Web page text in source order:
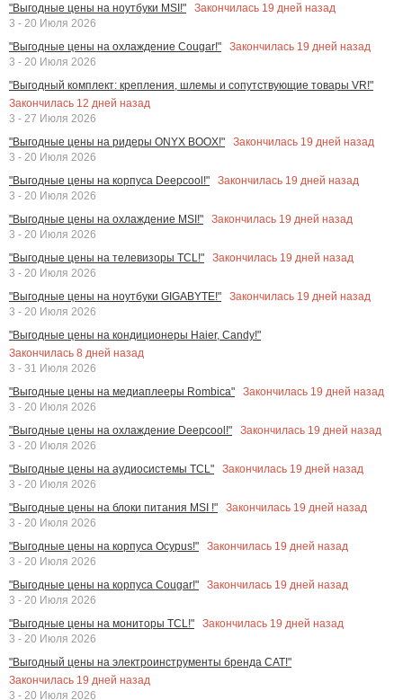
"Выгодные цены на ноутбуки MSI!"
Закончилась 19 дней назад
3 - 20 Июля 2026
"Выгодные цены на охлаждение Cougar!"
Закончилась 19 дней назад
3 - 20 Июля 2026
"Выгодный комплект: крепления, шлемы и сопутствующие товары VR!"
Закончилась 12 дней назад
3 - 27 Июля 2026
"Выгодные цены на ридеры ONYX BOOX!"
Закончилась 19 дней назад
3 - 20 Июля 2026
"Выгодные цены на корпуса Deepcool!"
Закончилась 19 дней назад
3 - 20 Июля 2026
"Выгодные цены на охлаждение MSI!"
Закончилась 19 дней назад
3 - 20 Июля 2026
"Выгодные цены на телевизоры TCL!"
Закончилась 19 дней назад
3 - 20 Июля 2026
"Выгодные цены на ноутбуки GIGABYTE!"
Закончилась 19 дней назад
3 - 20 Июля 2026
"Выгодные цены на кондиционеры Haier, Candy!"
Закончилась 8 дней назад
3 - 31 Июля 2026
"Выгодные цены на медиаплееры Rombica"
Закончилась 19 дней назад
3 - 20 Июля 2026
"Выгодные цены на охлаждение Deepcool!"
Закончилась 19 дней назад
3 - 20 Июля 2026
"Выгодные цены на аудиосистемы TCL"
Закончилась 19 дней назад
3 - 20 Июля 2026
"Выгодные цены на блоки питания MSI !"
Закончилась 19 дней назад
3 - 20 Июля 2026
"Выгодные цены на корпуса Ocypus!"
Закончилась 19 дней назад
3 - 20 Июля 2026
"Выгодные цены на корпуса Cougar!"
Закончилась 19 дней назад
3 - 20 Июля 2026
"Выгодные цены на мониторы TCL!"
Закончилась 19 дней назад
3 - 20 Июля 2026
"Выгодный цены на электроинструменты бренда CAT!"
Закончилась 19 дней назад
3 - 20 Июля 2026